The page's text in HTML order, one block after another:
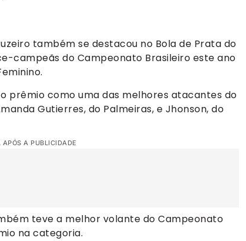
também se destacou no Bola de Prata do
campeãs do Campeonato Brasileiro este ano
prêmio como uma das melhores atacantes do
Gutierres, do Palmeiras, e Jhonson, do
APÓS A PUBLICIDADE
teve a melhor volante do Campeonato
na categoria.